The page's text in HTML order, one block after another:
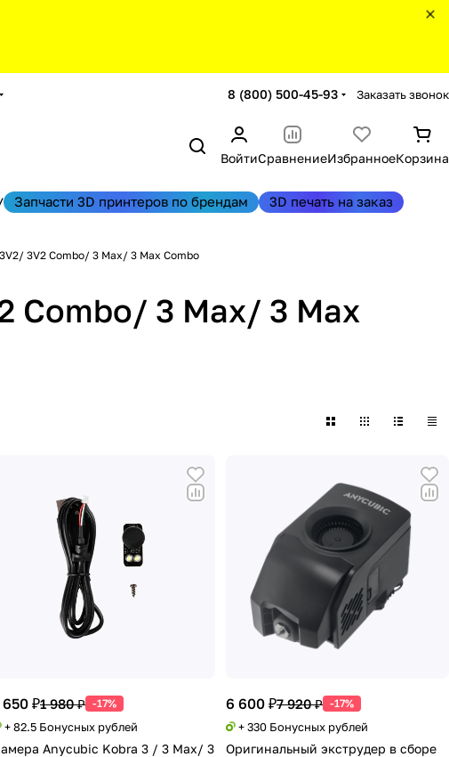
8 (800) 500-45-93 Заказать звонок
ВойтиСравнениеИзбранноеКорзина
Запчасти 3D принтеров по брендам 3D печать на заказ
3V2 Combo/ 3 Max/ 3 Max Combo
Combo/ 3 Max/ 3 Max
650 ₽1 980 ₽ -17%
+ 82.5 Бонусных рублей
Anycubic Kobra 3 / 3 Max/ 3
6 600 ₽7 920 ₽ -17%
+ 330 Бонусных рублей
Оригинальный экструдер в сборе